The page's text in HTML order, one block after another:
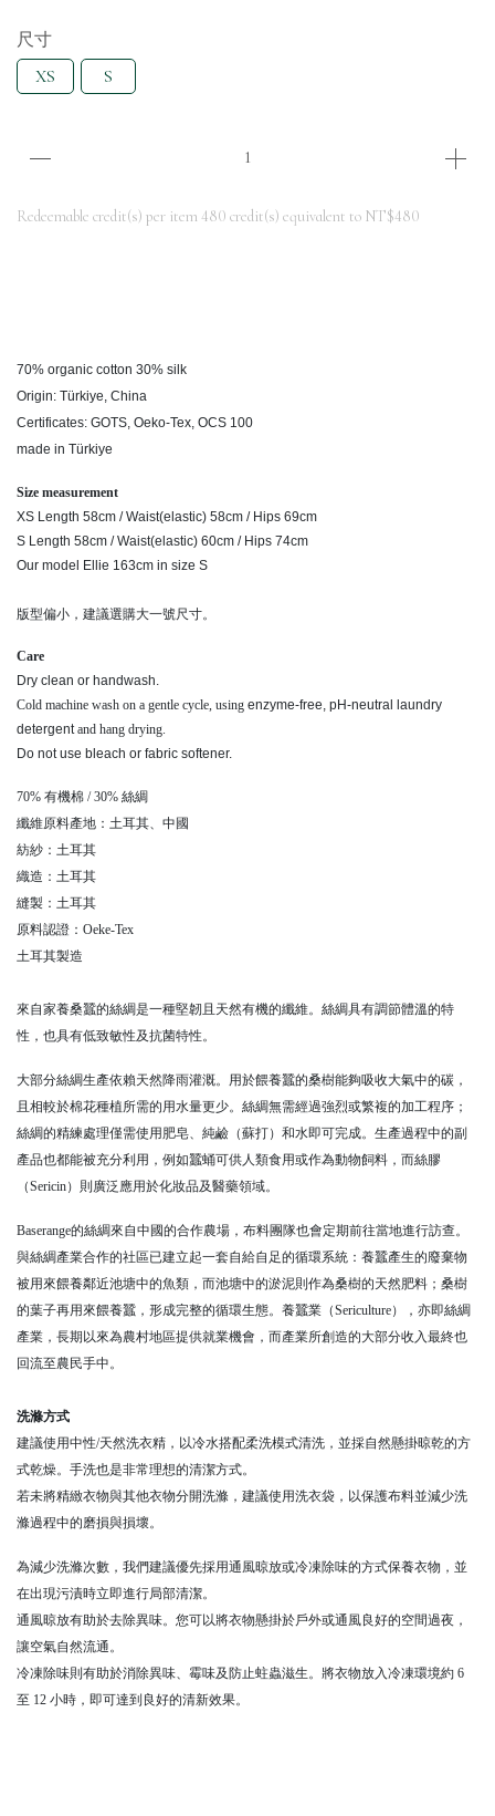
尺寸
XS
S
Redeemable credit(s) per item 480 credit(s) equivalent to NT$480
70% organic cotton 30% silk
Origin: Türkiye, China
Certificates: GOTS, Oeko-Tex, OCS 100
made in Türkiye
Size measurement
XS Length 58cm / Waist(elastic) 58cm / Hips 69cm
S Length 58cm / Waist(elastic) 60cm / Hips 74cm
Our model Ellie 163cm in size S
版型偏小，建議選購大一號尺寸。
Care
Dry clean or handwash.
Cold machine wash on a gentle cycle, using enzyme-free, pH-neutral laundry
detergentand hang drying.
Do not use bleach or fabric softener.
70% 有機棉 / 30% 絲綢
纖維原料產地：土耳其、中國
紡紗：土耳其
織造：土耳其
縫製：土耳其
原料認證：Oeke-Tex
土耳其製造
來自家養桑蠶的絲綢是一種堅韌且天然有機的纖維。絲綢具有調節體溫的特
性，也具有低致敏性及抗菌特性。
大部分絲綢生產依賴天然降雨灌溉。用於餵養蠶的桑樹能夠吸收大氣中的碳，
且相較於棉花種植所需的用水量更少。絲綢無需經過強烈或繁複的加工程序；
絲綢的精練處理僅需使用肥皂、純鹼（蘇打）和水即可完成。生產過程中的副
產品也都能被充分利用，例如蠶蛹可供人類食用或作為動物飼料，而絲膠
（Sericin）則廣泛應用於化妝品及醫藥領域。
Baserange的絲綢來自中國的合作農場，布料團隊也會定期前往當地進行訪查。
與絲綢產業合作的社區已建立起一套自給自足的循環系統：養蠶產生的廢棄物
被用來餵養鄰近池塘中的魚類，而池塘中的淤泥則作為桑樹的天然肥料；桑樹
的葉子再用來餵養蠶，形成完整的循環生態。養蠶業（Sericulture），亦即絲綢
產業，長期以來為農村地區提供就業機會，而產業所創造的大部分收入最終也
回流至農民手中。
洗滌方式
建議使用中性/天然洗衣精，以冷水搭配柔洗模式清洗，並採自然懸掛晾乾的方
式乾燥。手洗也是非常理想的清潔方式。
若未將精緻衣物與其他衣物分開洗滌，建議使用洗衣袋，以保護布料並減少洗
滌過程中的磨損與損壞。
為減少洗滌次數，我們建議優先採用通風晾放或冷凍除味的方式保養衣物，並
在出現污漬時立即進行局部清潔。
通風晾放有助於去除異味。您可以將衣物懸掛於戶外或通風良好的空間過夜，
讓空氣自然流通。
冷凍除味則有助於消除異味、霉味及防止蛀蟲滋生。將衣物放入冷凍環境約 6
至 12 小時，即可達到良好的清新效果。